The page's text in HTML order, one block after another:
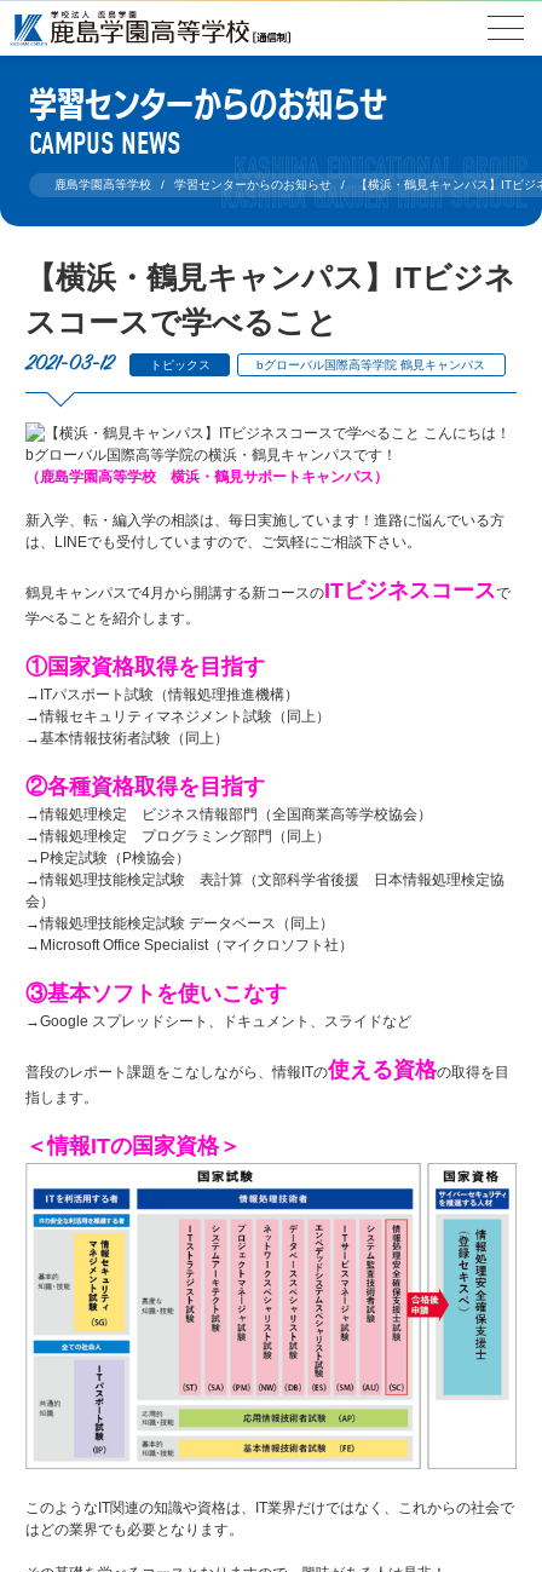
学習センターからのお知らせ
CAMPUS NEWS
鹿島学園高等学校 学習センターからのお知らせ 【横浜・鶴見キャンパス】ITビ
【横浜・鶴見キャンパス】ITビジネ
スコースで学べること
2021-03-12 トピックス bグローバル国際高等学院 鶴見キャンパス
こんにちは！
bグローバル国際高等学院の横浜・鶴見キャンパスです！
（鹿島学園高等学校 横浜・鶴見サポートキャンパス）
新入学、転・編入学の相談は、毎日実施しています！進路に悩んでいる方
は、LINEでも受付していますので、ご気軽にご相談下さい。
鶴見キャンパスで4月から開講する新コースのITビジネスコースで
学べることを紹介します。
①国家資格取得を目指す
→ITパスポート試験（情報処理推進機構）
→情報セキュリティマネジメント試験（同上）
→基本情報技術者試験（同上）
②各種資格取得を目指す
→情報処理検定 ビジネス情報部門（全国商業高等学校協会）
→情報処理検定 プログラミング部門（同上）
→P検定試験（P検協会）
→情報処理技能検定試験 表計算（文部科学省後援 日本情報処理検定協
会）
→情報処理技能検定試験 データベース（同上）
→Microsoft Office Specialist（マイクロソフト社）
③基本ソフトを使いこなす
→Google スプレッドシート、ドキュメント、スライドなど
普段のレポート課題をこなしながら、情報ITの使える資格の取得を目
指します。
＜情報ITの国家資格＞
このようなIT関連の知識や資格は、IT業界だけではなく、これからの社会で
はどの業界でも必要となります。